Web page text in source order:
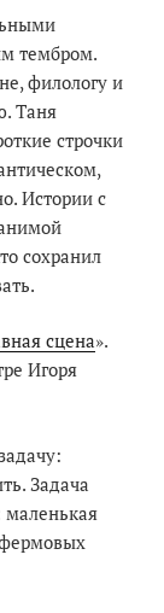
тембром.
филологу и
Таня
строчки
Истории с
сохранил
сцена».
Игоря
Задача
маленькая